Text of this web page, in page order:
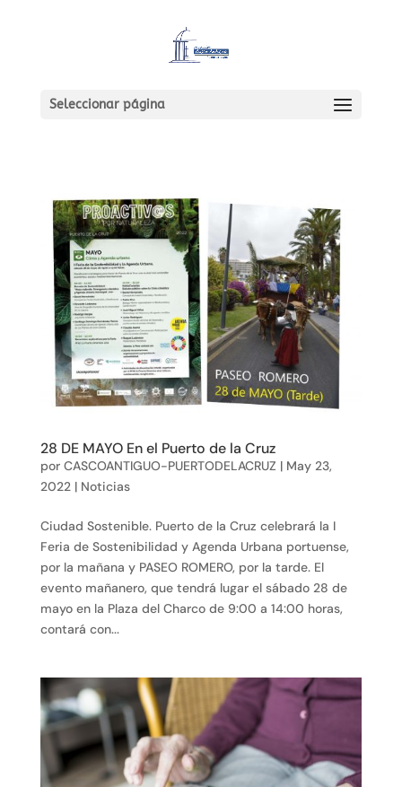
Seleccionar página
28 DE MAYO En el Puerto de la Cruz
por CASCOANTIGUO-PUERTODELACRUZ | May 23,
2022| Noticias
Ciudad Sostenible. Puerto de la Cruz celebrará la I
Feria de Sostenibilidad y Agenda Urbana portuense,
por la mañana y PASEO ROMERO, por la tarde. El
evento mañanero, que tendrá lugar el sábado 28 de
mayo en la Plaza del Charco de 9:00 a 14:00 horas,
contará con...